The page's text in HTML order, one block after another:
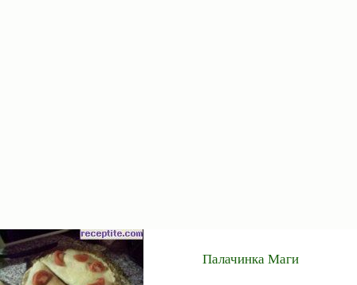
Палачинка Маги